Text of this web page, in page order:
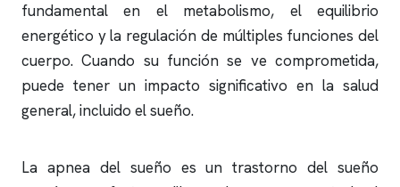
fundamental en el metabolismo, el equilibrio
energético y la regulación de múltiples funciones del
cuerpo. Cuando su función se ve comprometida,
puede tener un impacto significativo en la salud
general, incluido el sueño.
La apnea del sueño es un trastorno del sueño